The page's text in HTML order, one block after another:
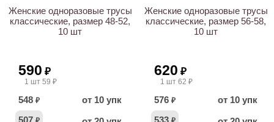
Женские одноразовые трусы
классические, размер 48-52,
10 шт
590 ₽
1 шт 59 ₽
548 ₽
от 10 упк
507
Женские одноразовые трусы
классические, размер 56-58,
10 шт
620 ₽
1 шт 62 ₽
576 ₽
от 10 упк
533